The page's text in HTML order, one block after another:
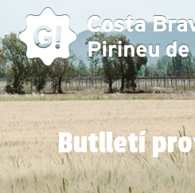
Butlletí